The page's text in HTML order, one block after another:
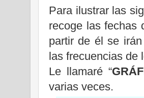
Para ilustrar las
recoge las fechas
partir de él se
las frecuencias de
Le llamaré “
varias veces.